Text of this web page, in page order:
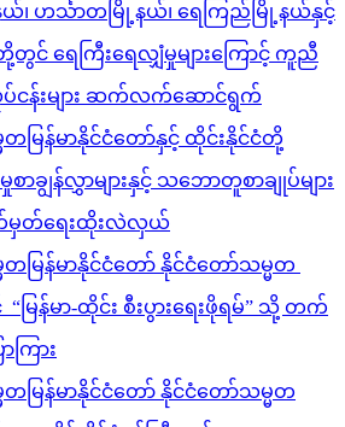
ယ်၊ ဟင်္သာတမြို့နယ်၊ ရေကြည်မြို့နယ်နှင့်
င် ရေကြီးရေလျှံမှုများကြောင့် ကူညီ
န်းများ ဆက်လက်ဆောင်ရွက်
တမြန်မာနိုင်ငံတော်နှင့် ထိုင်းနိုင်ငံတို့
ာချွန်လွှာများနှင့် သဘောတူစာချုပ်များ
မှတ်ရေးထိုးလဲလှယ်
တမြန်မာနိုင်ငံတော် နိုင်ငံတော်သမ္မတ
မြန်မာ-ထိုင်း စီးပွားရေးဖိုရမ်” သို့ တက်
ကြား
တမြန်မာနိုင်ငံတော် နိုင်ငံတော်သမ္မတ